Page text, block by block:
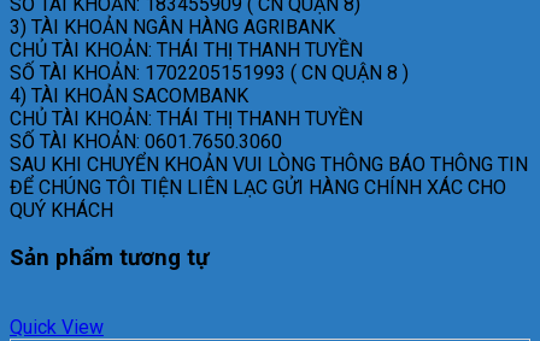
3) TÀI KHOẢN NGÂN HÀNG AGRIBANK
CHỦ TÀI KHOẢN: THÁI THỊ THANH TUYỀN
SỐ TÀI KHOẢN: 1702205151993 ( CN QUẬN 8 )
4) TÀI KHOẢN SACOMBANK
CHỦ TÀI KHOẢN: THÁI THỊ THANH TUYỀN
SỐ TÀI KHOẢN: 0601.7650.3060
SAU KHI CHUYỂN KHOẢN VUI LÒNG THÔNG BÁO THÔNG TIN
ĐỂ CHÚNG TÔI TIỆN LIÊN LẠC GỬI HÀNG CHÍNH XÁC CHO
QUÝ KHÁCH
Sản phẩm tương tự
Quick View